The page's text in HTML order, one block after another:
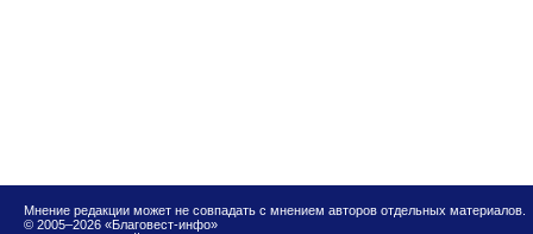
Мнение редакции может не совпадать с мнением авторов отдельных материалов.
© 2005–2026 «Благовест-инфо»